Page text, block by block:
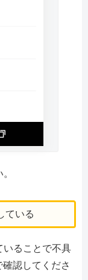
ている
いることで不具
認してくださ